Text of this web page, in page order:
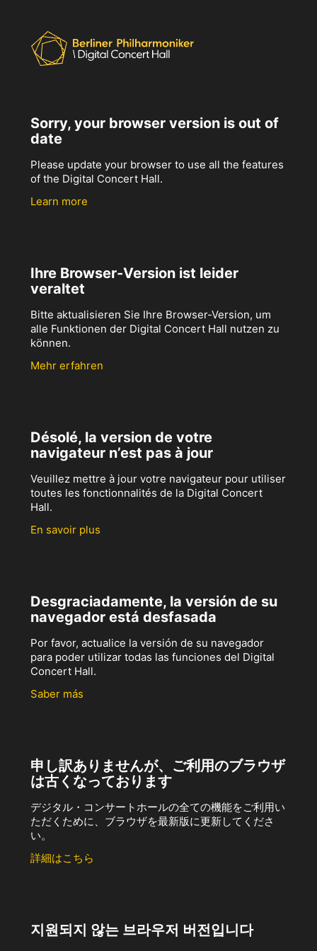
Sorry, your browser version is out of
date
Please update your browser to use all the features
of the Digital Concert Hall.
Learn more
Ihre Browser-Version ist leider
veraltet
Bitte aktualisieren Sie Ihre Browser-Version, um
alle Funktionen der Digital Concert Hall nutzen zu
können.
Mehr erfahren
Désolé, la version de votre
navigateur n’est pas à jour
Veuillez mettre à jour votre navigateur pour utiliser
toutes les fonctionnalités de la Digital Concert
Hall.
En savoir plus
Desgraciadamente, la versión de su
navegador está desfasada
Por favor, actualice la versión de su navegador
para poder utilizar todas las funciones del Digital
Concert Hall.
Saber más
申し訳ありませんが、ご利用のブラウザ
は古くなっております
デジタル・コンサートホールの全ての機能をご利用い
ただくために、ブラウザを最新版に更新してくださ
い。
詳細はこちら
지원되지 않는 브라우저 버전입니다